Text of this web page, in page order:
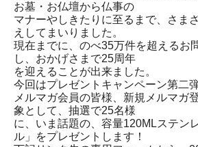
お墓・お仏壇から仏事の
マナーやしきたりに至るまで、さま
えしてまいりました。
現在までに、のべ35万件を超えるお
し、おかげさまで25周年
を迎えることが出来ました。
今回はプレゼントキャンペーン第二
メルマガ会員の皆様、新規メルマガ
象として、抽選で25名様
に、いま話題の、容量120MLステン
ル」をプレゼントします！